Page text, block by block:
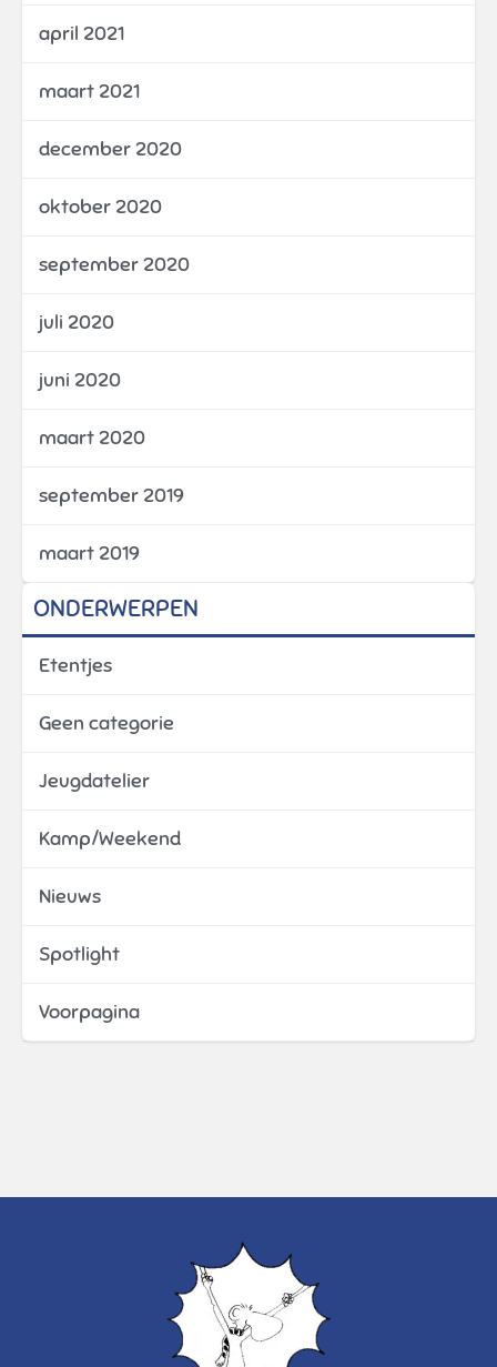
april 2021
maart 2021
december 2020
oktober 2020
september 2020
juli 2020
juni 2020
maart 2020
september 2019
maart 2019
ONDERWERPEN
Etentjes
Geen categorie
Jeugdatelier
Kamp/Weekend
Nieuws
Spotlight
Voorpagina